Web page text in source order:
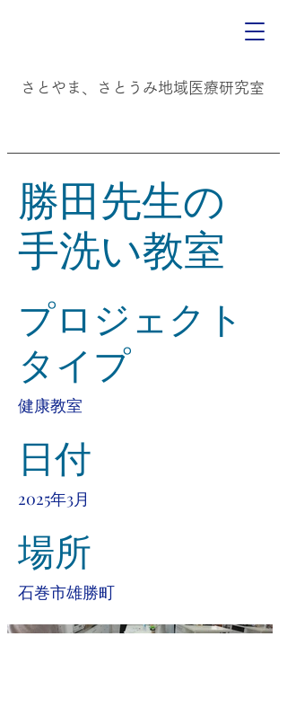
​ ​さとやま、さとうみ地域医療研究室
勝田先生の
手洗い教室
プロジェクト
タイプ
健康教室
日付
2025年3月
場所
石巻市雄勝町